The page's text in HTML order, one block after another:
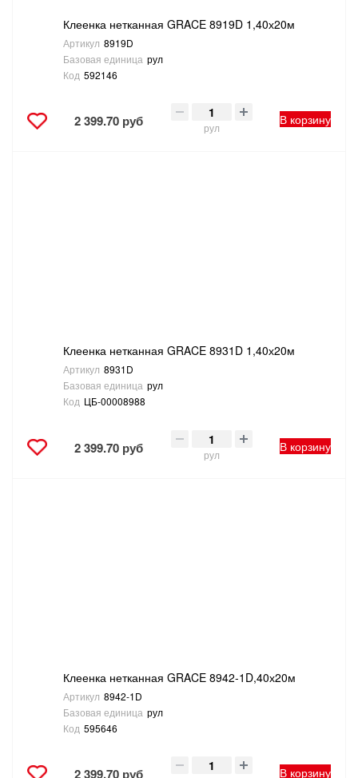
Клеенка нетканная GRACE 8919D 1,40х20м
Артикул 8919D
Базовая единица рул
Код 592146
2 399.70 руб рул
В корзину
Клеенка нетканная GRACE 8931D 1,40х20м
Артикул 8931D
Базовая единица рул
Код ЦБ-00008988
2 399.70 руб рул
В корзину
Клеенка нетканная GRACE 8942-1D,40х20м
Артикул 8942-1D
Базовая единица рул
Код 595646
2 399.70 руб В корзину